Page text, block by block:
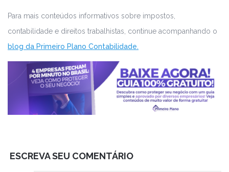
Para mais conteúdos informativos sobre impostos,
contabilidade e direitos trabalhistas, continue acompanhando o
blog da Primeiro Plano Contabilidade.
ESCREVA SEU COMENTÁRIO